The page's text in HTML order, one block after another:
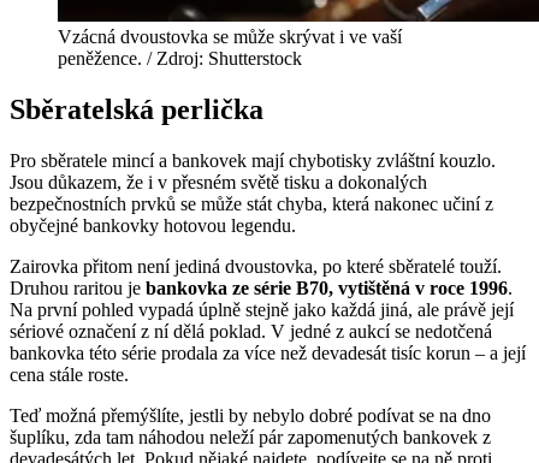
Vzácná dvoustovka se může skrývat i ve vaší
peněžence. / Zdroj: Shutterstock
Sběratelská perlička
Pro sběratele mincí a bankovek mají chybotisky zvláštní kouzlo.
Jsou důkazem, že i v přesném světě tisku a dokonalých
bezpečnostních prvků se může stát chyba, která nakonec učiní z
obyčejné bankovky hotovou legendu.
Zairovka přitom není jediná dvoustovka, po které sběratelé touží.
Druhou raritou je bankovka ze série B70, vytištěná v roce 1996.
Na první pohled vypadá úplně stejně jako každá jiná, ale právě její
sériové označení z ní dělá poklad. V jedné z aukcí se nedotčená
bankovka této série prodala za více než devadesát tisíc korun – a její
cena stále roste.
Teď možná přemýšlíte, jestli by nebylo dobré podívat se na dno
šuplíku, zda tam náhodou neleží pár zapomenutých bankovek z
devadesátých let. Pokud nějaké najdete, podívejte se na ně proti